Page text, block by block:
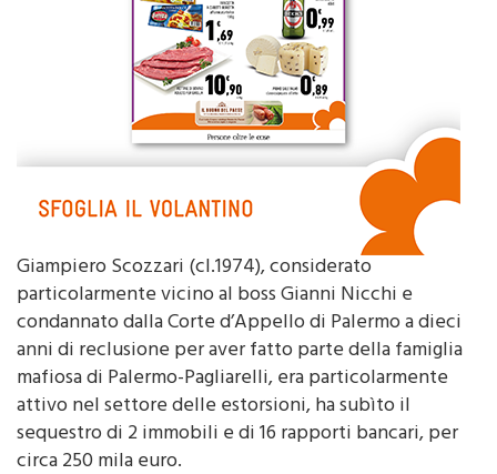
Giampiero Scozzari (cl.1974), considerato
particolarmente vicino al boss Gianni Nicchi e
condannato dalla Corte d’Appello di Palermo a dieci
anni di reclusione per aver fatto parte della famiglia
mafiosa di Palermo-Pagliarelli, era particolarmente
attivo nel settore delle estorsioni, ha subìto il
sequestro di 2 immobili e di 16 rapporti bancari, per
circa 250 mila euro.